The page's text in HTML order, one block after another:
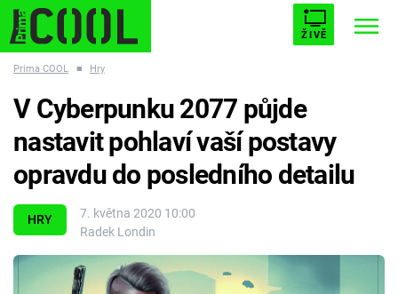
ŽIVĚ
ESCAPE PLNEJ KOTEL AVENGERS 5
Témata
Filmy
Prima COOL ■ Hry
HRY
7. května 2020 10:00
Radek Londin
V Cyberpunku 2077 půjde
nastavit pohlaví vaší postavy
opravdu do posledního detailu